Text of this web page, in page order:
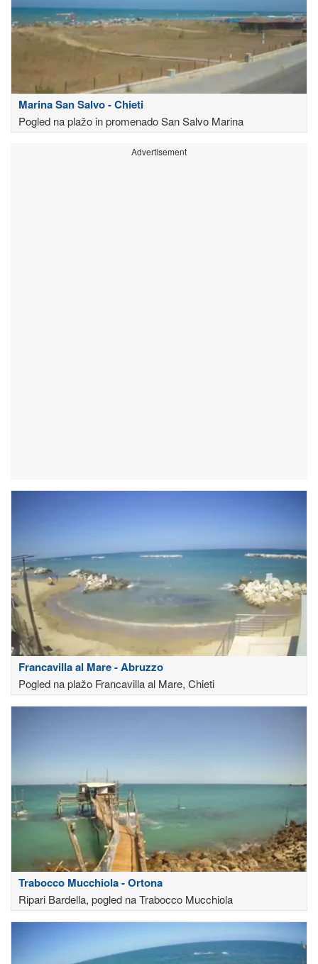
Marina San Salvo - Chieti
Pogled na plažo in promenado San Salvo Marina
Advertisement
Francavilla al Mare - Abruzzo
Pogled na plažo Francavilla al Mare, Chieti
Trabocco Mucchiola - Ortona
Ripari Bardella, pogled na Trabocco Mucchiola